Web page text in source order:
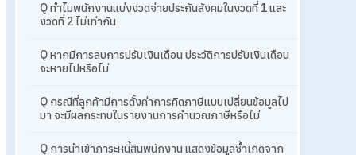
Q ทำไมพนักงานแบ่งงวดจ่ายประกันสังคมในงวดที่ 1 และ
งวดที่ 2 ไม่เท่ากัน
Q หากมีการลบการปรับเงินเดือน ประวัติการปรับเงินเดือน
จะหายไปหรือไม่
Q กรณีที่ลูกค้ามีการตั้งค่าการคิดภาษีแบบเปลี่ยนข้อมูลไป
มา จะมีผลกระทบในรายงานการคำนวณภาษีหรือไม่
Q การนำเข้าภาระหนี้สินพนักงาน แสดงข้อมูลซ้ำเกิดจาก